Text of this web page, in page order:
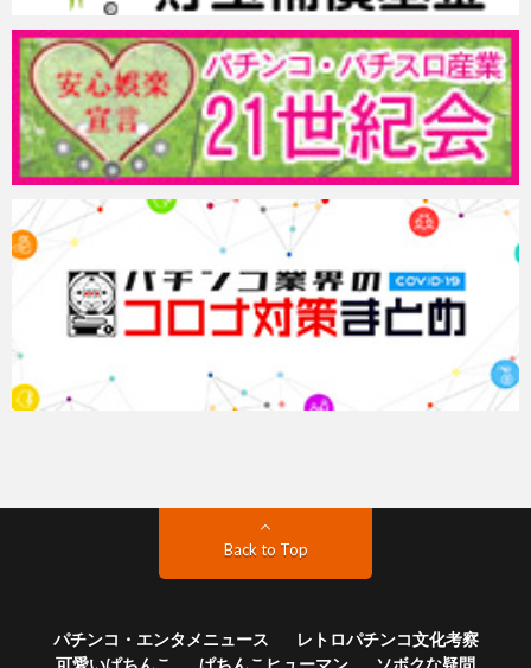
Back to Top
パチンコ・エンタメニュース
レトロパチンコ文化考察
可愛いぱちんこ
ぱちんこヒューマン ソボクな疑問